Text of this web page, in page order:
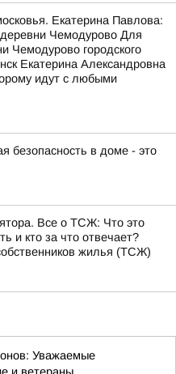
Екатерина Павлова:
Чемодурово Для
Чемодурово городского
Екатерина Александровна
идут с любыми
безопасность в доме - это
Все о ТСЖ: Что это
и кто за что отвечает?
жилья (ТСЖ)
Уважаемые